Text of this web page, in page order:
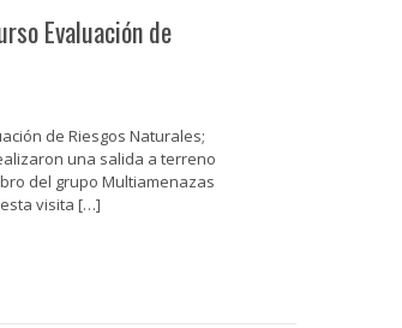
Evaluación de
de Riesgos Naturales;
una salida a terreno
del grupo Multiamenazas
visita […]